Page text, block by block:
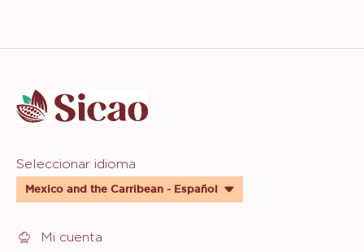
info
Website
quick
links
Seleccionar idioma
Mexico and the Carribean - Español
Mi cuenta